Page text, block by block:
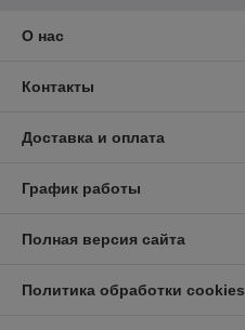
О нас
Контакты
Доставка и оплата
График работы
Полная версия сайта
Политика обработки cookies